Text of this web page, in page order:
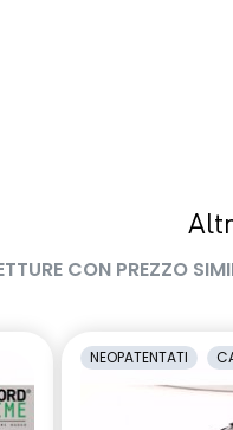
CON PREZZO
NEOPATENTATI